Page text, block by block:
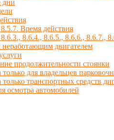
дни
Время действия
8.6.4., 8.6.5., 8.6.6., 8.6.7.,
неработающим двигателем
продолжительности стоянки
для владельцев
транспортных средств
осмотра автомобилей